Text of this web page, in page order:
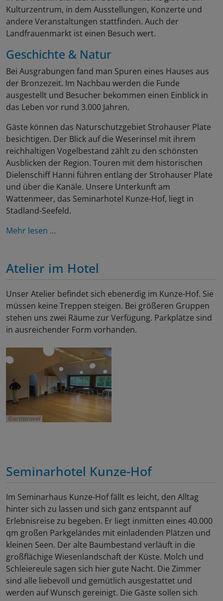
Kulturzentrum, in dem Ausstellungen, Konzerte und
andere Veranstaltungen stattfinden. Auch der
Landfrauenmarkt ist einen Besuch wert.
Geschichte & Natur
Bei Ausgrabungen fand man Spuren eines Hauses aus
der Bronzezeit. Im Nachbau werden die Funde
ausgestellt und Besucher bekommen einen Einblick in
das Leben vor rund 3.000 Jahren.
Gäste können das Naturschutzgebiet Strohauser Plate
besichtigen. Der Blick auf die Weserinsel mit ihrem
reichhaltigen Vogelbestand zählt zu den schönsten
Ausblicken der Region. Touren mit dem historischen
Dielenschiff Hanni führen entlang der Strohauser Plate
und über die Kanäle. Unsere Unterkunft am
Wattenmeer, das Seminarhotel Kunze-Hof, liegt in
Stadland-Seefeld.
Mehr lesen ...
Atelier im Hotel
Unser Atelier befindet sich ebenerdig im Kunze-Hof. Sie
müssen keine Treppen steigen. Bei größeren Gruppen
stehen uns zwei Räume zur Verfügung. Parkplätze sind
in ausreichender Form vorhanden.
artistravel
Seminarhotel Kunze-Hof
Im Seminarhaus Kunze-Hof fällt es leicht, den Alltag
hinter sich zu lassen und sich ganz entspannt auf
Erlebnisreise zu begeben. Er liegt inmitten eines 40.000
qm großen Parkgeländes mit einladenden Plätzen und
kleinen Seen. Der alte Baumbestand verläuft in die
großflächige Wiesenlandschaft der Küste. Molch und
Schleiereule sagen sich hier gute Nacht. Die Zimmer
sind alle liebevoll und gemütlich ausgestattet und
werden auf Wunsch gereinigt. Die Gäste sollen sich